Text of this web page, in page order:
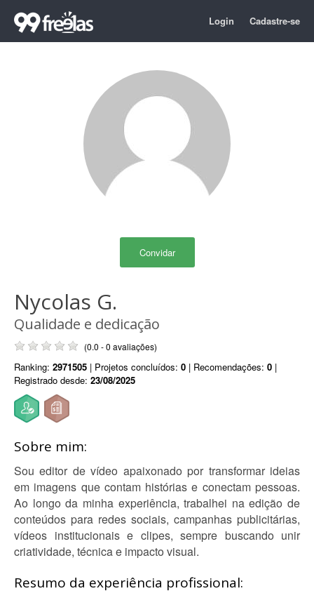
Login Cadastre-se
Convidar
Nycolas G.
Qualidade e dedicação
(0.0 - 0 avaliações)
Ranking: 2971505 | Projetos concluídos: 0 | Recomendações: 0 |
Registrado desde: 23/08/2025
Sobre mim:
Sou editor de vídeo apaixonado por transformar ideias
em imagens que contam histórias e conectam pessoas.
Ao longo da minha experiência, trabalhei na edição de
conteúdos para redes sociais, campanhas publicitárias,
vídeos institucionais e clipes, sempre buscando unir
criatividade, técnica e impacto visual.
Resumo da experiência profissional: